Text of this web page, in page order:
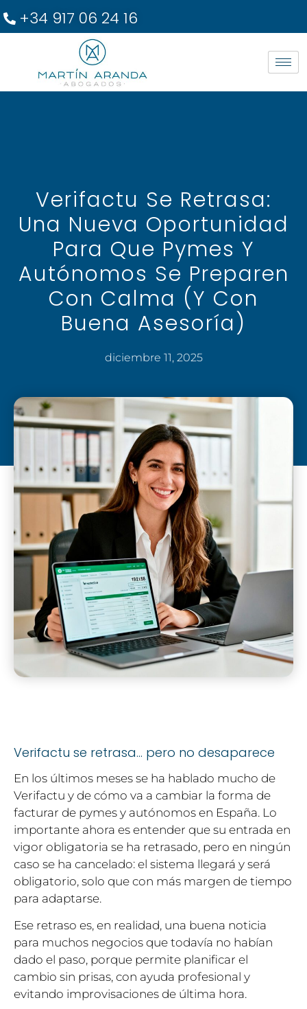
+34 917 06 24 16
Verifactu Se Retrasa:
Una Nueva Oportunidad
Para Que Pymes Y
Autónomos Se Preparen
Con Calma (y Con
Buena Asesoría)
diciembre 11, 2025
Verifactu se retrasa… pero no desaparece
En los últimos meses se ha hablado mucho de
Verifactu y de cómo va a cambiar la forma de
facturar de pymes y autónomos en España. Lo
importante ahora es entender que su entrada en
vigor obligatoria se ha retrasado, pero en ningún
caso se ha cancelado: el sistema llegará y será
obligatorio, solo que con más margen de tiempo
para adaptarse.
Ese retraso es, en realidad, una buena noticia
para muchos negocios que todavía no habían
dado el paso, porque permite planificar el
cambio sin prisas, con ayuda profesional y
evitando improvisaciones de última hora.